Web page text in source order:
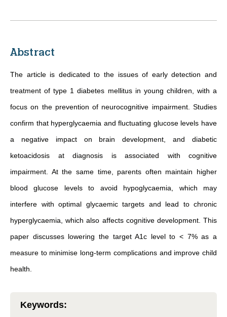
Abstract
The article is dedicated to the issues of early detection and
treatment of type 1 diabetes mellitus in young children, with a
focus on the prevention of neurocognitive impairment. Studies
confirm that hyperglycaemia and fluctuating glucose levels have
a negative impact on brain development, and diabetic
ketoacidosis at diagnosis is associated with cognitive
impairment. At the same time, parents often maintain higher
blood glucose levels to avoid hypoglycaemia, which may
interfere with optimal glycaemic targets and lead to chronic
hyperglycaemia, which also affects cognitive development. This
paper discusses lowering the target A1c level to < 7% as a
measure to minimise long-term complications and improve child
health.
Keywords: